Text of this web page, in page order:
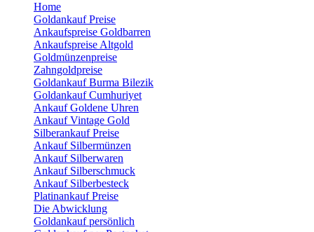
Home
Goldankauf Preise
Ankaufspreise Goldbarren
Ankaufspreise Altgold
Goldmünzenpreise
Zahngoldpreise
Goldankauf Burma Bilezik
Goldankauf Cumhuriyet
Ankauf Goldene Uhren
Ankauf Vintage Gold
Silberankauf Preise
Ankauf Silbermünzen
Ankauf Silberwaren
Ankauf Silberschmuck
Ankauf Silberbesteck
Platinankauf Preise
Die Abwicklung
Goldankauf persönlich